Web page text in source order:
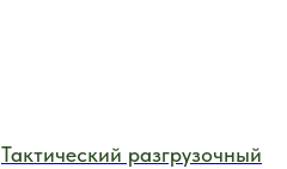
Тактический разгрузочный